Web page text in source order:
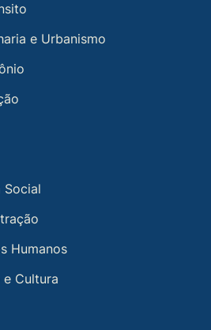
e Urbanismo
Social
Humanos
e Cultura